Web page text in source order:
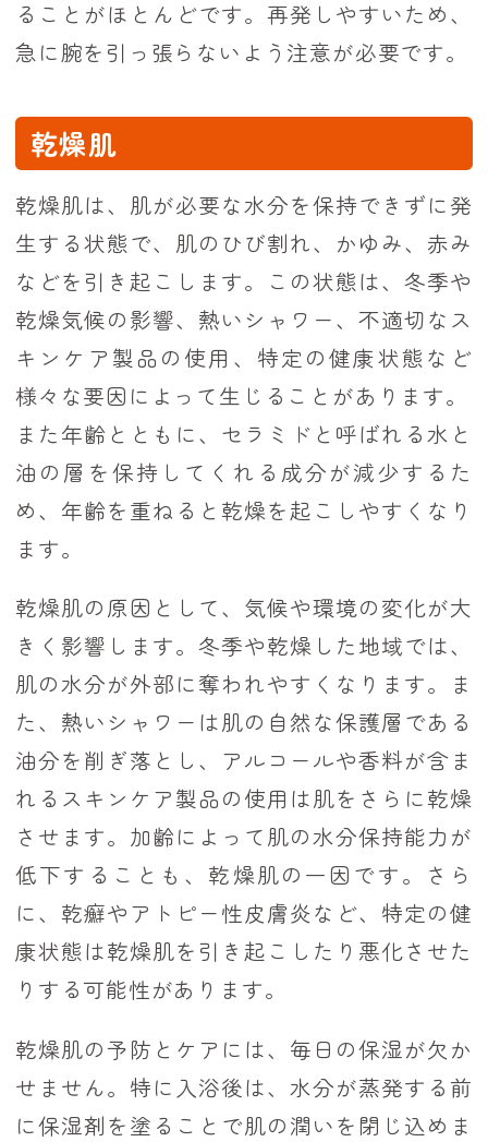
ることがほとんどです。再発しやすいため、
急に腕を引っ張らないよう注意が必要です。
乾燥肌
乾燥肌は、肌が必要な水分を保持できずに発
生する状態で、肌のひび割れ、かゆみ、赤み
などを引き起こします。この状態は、冬季や
乾燥気候の影響、熱いシャワー、不適切なス
キンケア製品の使用、特定の健康状態など
様々な要因によって生じることがあります。
また年齢とともに、セラミドと呼ばれる水と
油の層を保持してくれる成分が減少するた
め、年齢を重ねると乾燥を起こしやすくなり
ます。
乾燥肌の原因として、気候や環境の変化が大
きく影響します。冬季や乾燥した地域では、
肌の水分が外部に奪われやすくなります。ま
た、熱いシャワーは肌の自然な保護層である
油分を削ぎ落とし、アルコールや香料が含ま
れるスキンケア製品の使用は肌をさらに乾燥
させます。加齢によって肌の水分保持能力が
低下することも、乾燥肌の一因です。さら
に、乾癬やアトピー性皮膚炎など、特定の健
康状態は乾燥肌を引き起こしたり悪化させた
りする可能性があります。
乾燥肌の予防とケアには、毎日の保湿が欠か
せません。特に入浴後は、水分が蒸発する前
に保湿剤を塗ることで肌の潤いを閉じ込めま